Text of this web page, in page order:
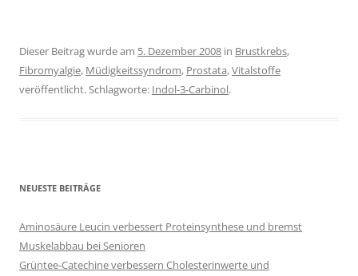
Dieser Beitrag wurde am 5. Dezember 2008 in Brustkrebs,
Fibromyalgie, Müdigkeitssyndrom, Prostata,Vitalstoffe
veröffentlicht. Schlagworte: Indol-3-Carbinol.
NEUESTE BEITRÄGE
Aminosäure Leucin verbessert Proteinsynthese und bremst
Muskelabbau bei Senioren
Grüntee-Catechine verbessern Cholesterinwerte und